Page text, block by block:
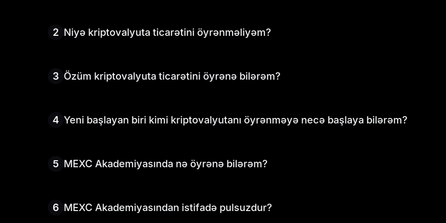
2 Niyə kriptovalyuta ticarətini öyrənməliyəm?
3 Özüm kriptovalyuta ticarətini öyrənə bilərəm?
düşməyinizə kömək edir.
4 Yeni başlayan biri kimi kriptovalyutanı öyrənməyə necə başlaya bilərəm?
başlanğıc bələdçiləri və praktiki dərslər təqdim edir.
5 MEXC Akademiyasında nə öyrənə bilərəm?
6 MEXC Akademiyasından istifadə pulsuzdur?